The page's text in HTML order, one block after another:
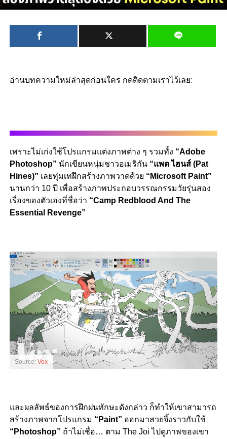
อ่านบทความใหม่ล่าสุดก่อนใคร กดติดตามเราไว้เลย:
เพราะไม่เก่งใช้โปรแกรมแต่งภาพต่าง ๆ รวมทั้ง “Adobe
Photoshop” นักเขียนหนุ่มชาวอเมริกัน“แพต ไฮนส์ (Pat
Hines)” เลยทุ่มเทฝึกสร้างภาพวาดด้วย “Microsoft Paint”
นานกว่า 10 ปี เพื่อสร้างภาพประกอบวรรณกรรมวัยรุ่นสอง
เรื่องของตัวเองที่ชื่อว่า “Camp Redblood And The
Essential Revenge”
Source: Vox
และผลลัพธ์ของการฝึกฝนทักษะดังกล่าว ก็ทำให้เขาสามารถ
สร้างภาพจากโปรแกรม “Paint” ออกมาสวยจึ้งราวกับใช้
“Photoshop” ถ้าไม่เชื่อ… ตาม The Joi ไปดูภาพของเขา